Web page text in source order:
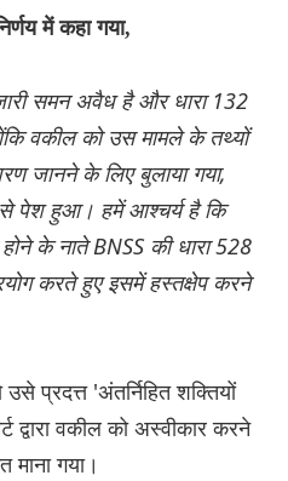
में कहा गया,
समन अवैध है और धारा 132
वकील को उस मामले के तथ्यों
जानने के लिए बुलाया गया,
पेश हुआ। हमें आश्चर्य है कि
होने के नाते BNSS की धारा 528
करते हुए इसमें हस्तक्षेप करने
प्रदत्त 'अंतर्निहित शक्तियों
द्वारा वकील को अस्वीकार करने
माना गया।